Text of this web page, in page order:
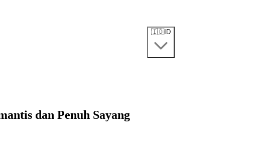
🇮🇩ID
dan Penuh Sayang